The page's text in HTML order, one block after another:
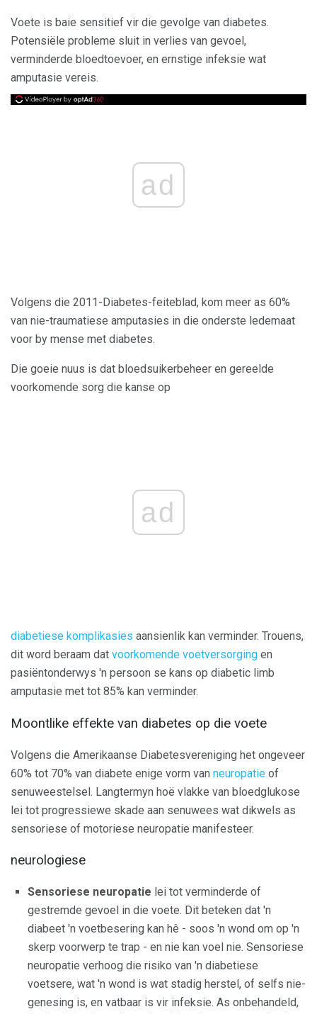
Voete is baie sensitief vir die gevolge van diabetes.
Potensiële probleme sluit in verlies van gevoel,
verminderde bloedtoevoer, en ernstige infeksie wat
amputasie vereis.
ad
Volgens die 2011-Diabetes-feiteblad, kom meer as 60%
van nie-traumatiese amputasies in die onderste ledemaat
voor by mense met diabetes.
Die goeie nuus is dat bloedsuikerbeheer en gereelde
voorkomende sorg die kanse op
ad
diabetiese komplikasies aansienlik kan verminder. Trouens,
dit word beraam dat voorkomende voetversorging en
pasiëntonderwys 'n persoon se kans op diabetic limb
amputasie met tot 85% kan verminder.
Moontlike effekte van diabetes op die voete
Volgens die Amerikaanse Diabetesvereniging het ongeveer
60% tot 70% van diabete enige vorm van neuropatie of
senuweestelsel. Langtermyn hoë vlakke van bloedglukose
lei tot progressiewe skade aan senuwees wat dikwels as
sensoriese of motoriese neuropatie manifesteer.
neurologiese
Sensoriese neuropatie lei tot verminderde of
gestremde gevoel in die voete. Dit beteken dat 'n
diabeet 'n voetbesering kan hê - soos 'n wond om op 'n
skerp voorwerp te trap - en nie kan voel nie. Sensoriese
neuropatie verhoog die risiko van 'n diabetiese
voetsere, wat 'n wond is wat stadig herstel, of selfs nie-
genesing is, en vatbaar is vir infeksie. As onbehandeld,